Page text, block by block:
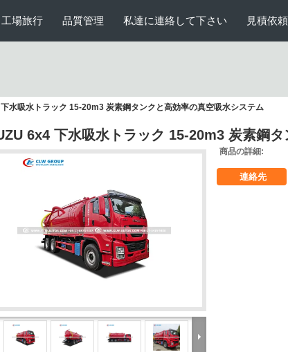
工場旅行 品質管理 私達に連絡して下さい 見積依頼
水吸水トラック 15-20m3 炭素鋼タンクと高効率の真空吸水システム
6x4 下水吸水トラック 15-20m3 炭素鋼
商品の詳細:
連絡先